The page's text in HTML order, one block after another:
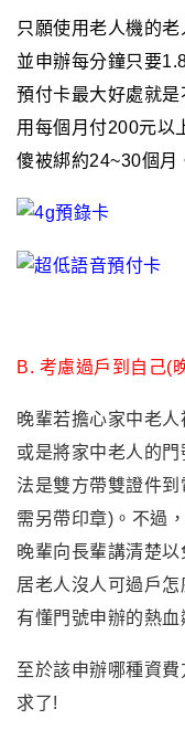
只願使用老人機的老
並申辦每分鐘只要
預付卡最大好處就
用每個月付200元以
傻被綁約24~30個月
B. 考慮過戶到自己(
晚輩若擔心家中老人
或是將家中老人的
法是雙方帶雙證件
需另帶印章)。不過 ，
晚輩向長輩講清楚
居老人沒人可過戶
有懂門號申辦的熱
至於該申辦哪種資
求了!